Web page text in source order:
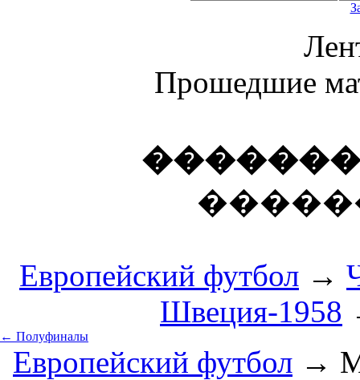
Прошедшие
�������
Европейский футбол →
Швеция-1958
← Полуфиналы
Европейский футбол →